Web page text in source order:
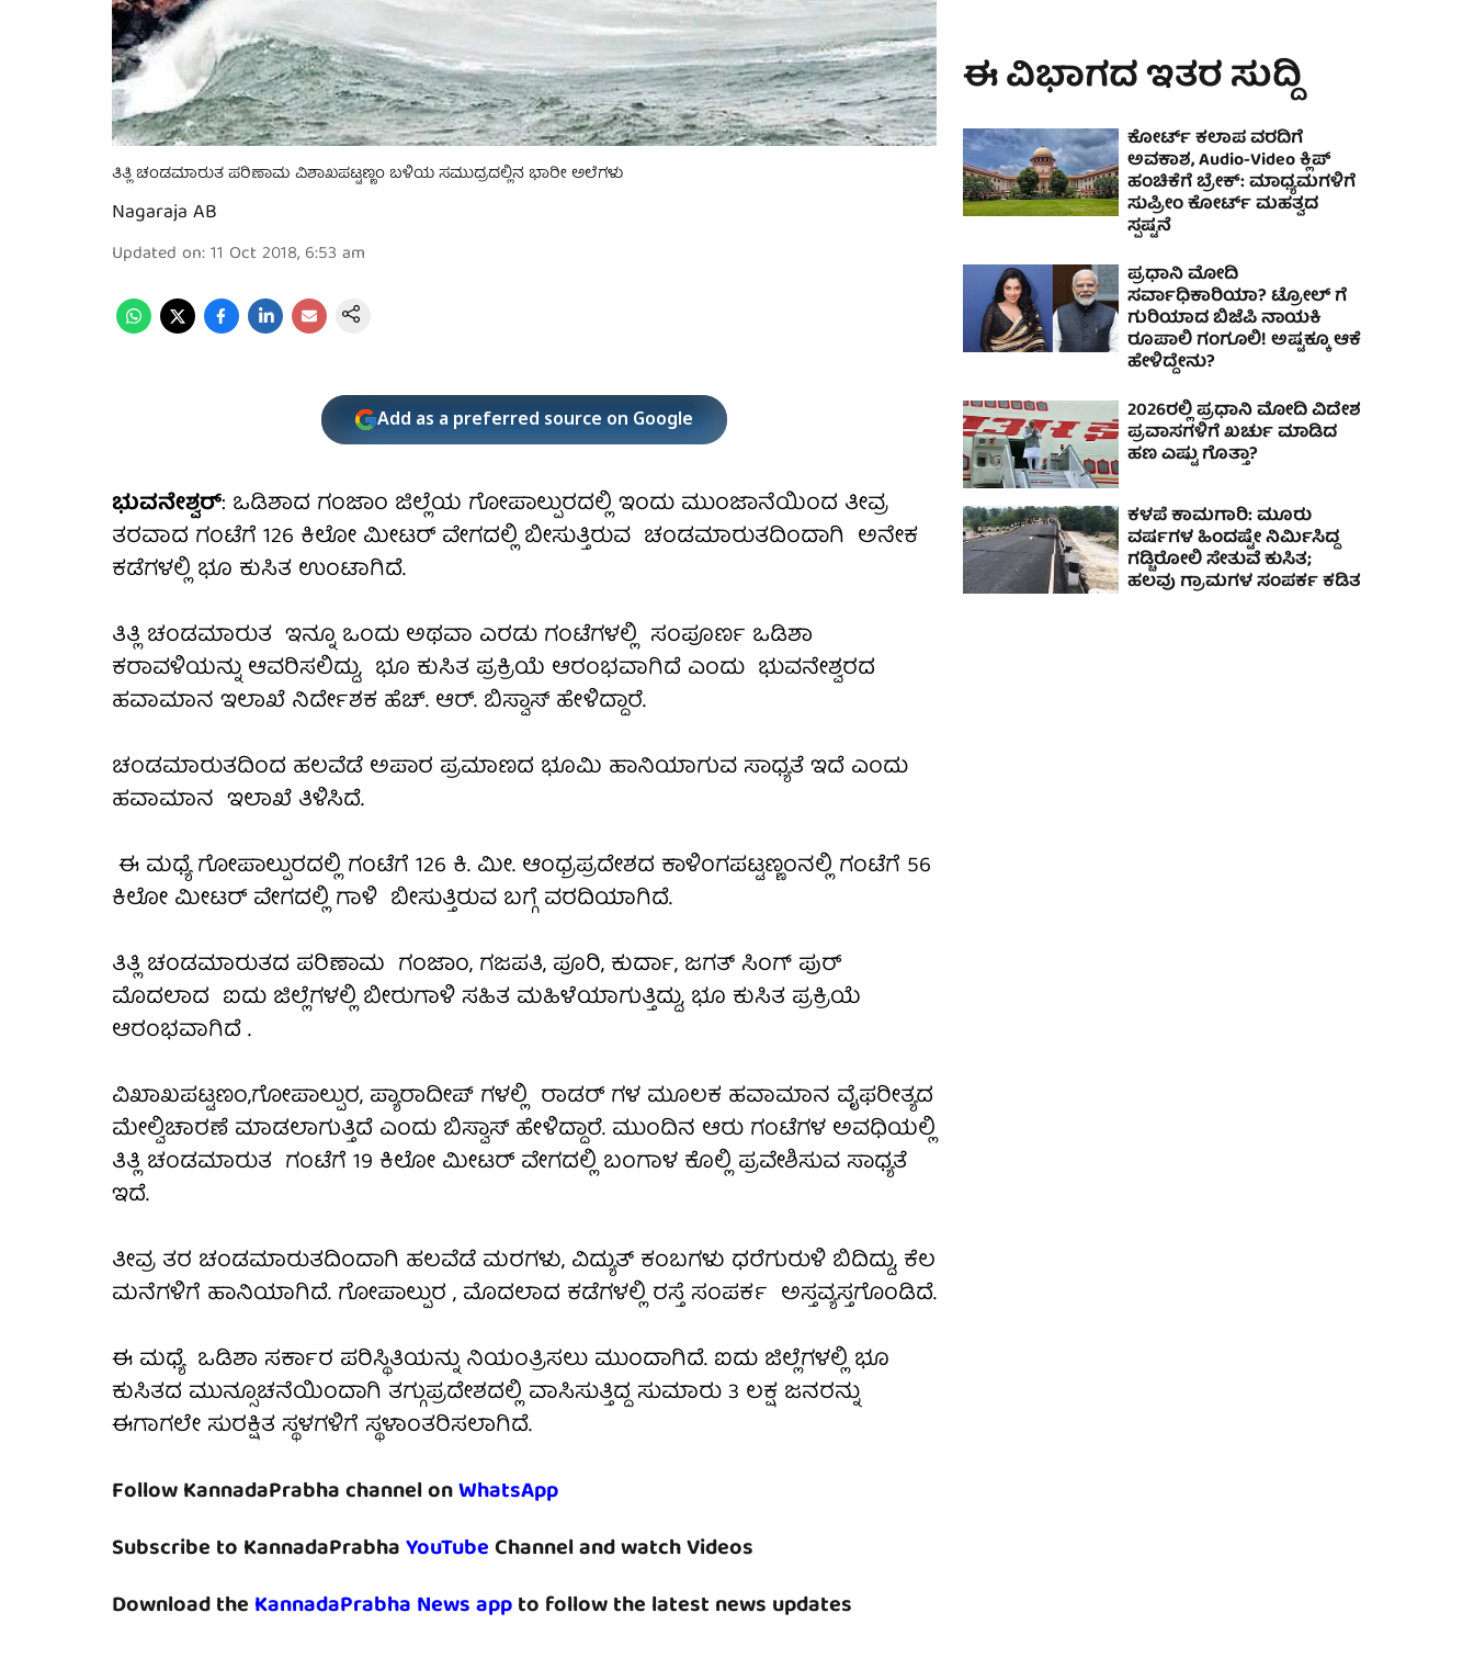
ತಿತ್ಲಿ ಚಂಡಮಾರುತ ಪರಿಣಾಮ ವಿಶಾಖಪಟ್ಟಣ್ಣಂ ಬಳಿಯ ಸಮುದ್ರದಲ್ಲಿನ ಭಾರೀ ಅಲೆಗಳು
Nagaraja AB
Updated on:11 Oct 2018, 6:53 am
Add as a preferred source on Google
ಭುವನೇಶ್ವರ್: ಒಡಿಶಾದ ಗಂಜಾಂ ಜಿಲ್ಲೆಯ ಗೋಪಾಲ್ಪುರದಲ್ಲಿ ಇಂದು ಮುಂಜಾನೆಯಿಂದ ತೀವ್ರ
ತರವಾದ ಗಂಟೆಗೆ 126 ಕಿಲೋ ಮೀಟರ್ ವೇಗದಲ್ಲಿ ಬೀಸುತ್ತಿರುವ ಚಂಡಮಾರುತದಿಂದಾಗಿ ಅನೇಕ
ಕಡೆಗಳಲ್ಲಿ ಭೂ ಕುಸಿತ ಉಂಟಾಗಿದೆ.
ತಿತ್ಲಿ ಚಂಡಮಾರುತ ಇನ್ನೂ ಒಂದು ಅಥವಾ ಎರಡು ಗಂಟೆಗಳಲ್ಲಿ ಸಂಪೂರ್ಣ ಒಡಿಶಾ
ಕರಾವಳಿಯನ್ನು ಆವರಿಸಲಿದ್ದು, ಭೂ ಕುಸಿತ ಪ್ರಕ್ರಿಯೆ ಆರಂಭವಾಗಿದೆ ಎಂದು ಭುವನೇಶ್ವರದ
ಹವಾಮಾನ ಇಲಾಖೆ ನಿರ್ದೇಶಕ ಹೆಚ್. ಆರ್. ಬಿಸ್ವಾಸ್ ಹೇಳಿದ್ದಾರೆ.
ಚಂಡಮಾರುತದಿಂದ ಹಲವೆಡೆ ಅಪಾರ ಪ್ರಮಾಣದ ಭೂಮಿ ಹಾನಿಯಾಗುವ ಸಾಧ್ಯತೆ ಇದೆ ಎಂದು
ಹವಾಮಾನ ಇಲಾಖೆ ತಿಳಿಸಿದೆ.
ಈ ಮಧ್ಯೆ ಗೋಪಾಲ್ಪುರದಲ್ಲಿ ಗಂಟೆಗೆ 126 ಕಿ. ಮೀ. ಆಂಧ್ರಪ್ರದೇಶದ ಕಾಳಿಂಗಪಟ್ಟಣ್ಣಂನಲ್ಲಿ ಗಂಟೆಗೆ 56
ಕಿಲೋ ಮೀಟರ್ ವೇಗದಲ್ಲಿ ಗಾಳಿ ಬೀಸುತ್ತಿರುವ ಬಗ್ಗೆ ವರದಿಯಾಗಿದೆ.
ತಿತ್ಲಿ ಚಂಡಮಾರುತದ ಪರಿಣಾಮ ಗಂಜಾಂ, ಗಜಪತಿ, ಪೂರಿ, ಕುರ್ದಾ, ಜಗತ್ ಸಿಂಗ್ ಪುರ್
ಮೊದಲಾದ ಐದು ಜಿಲ್ಲೆಗಳಲ್ಲಿ ಬೀರುಗಾಳಿ ಸಹಿತ ಮಹಿಳೆಯಾಗುತ್ತಿದ್ದು, ಭೂ ಕುಸಿತ ಪ್ರಕ್ರಿಯೆ
ಆರಂಭವಾಗಿದೆ .
ವಿಖಾಖಪಟ್ಟಣಂ,ಗೋಪಾಲ್ಪುರ, ಪ್ಯಾರಾದೀಪ್ ಗಳಲ್ಲಿ ರಾಡರ್ ಗಳ ಮೂಲಕ ಹವಾಮಾನ ವೈಫರೀತ್ಯದ
ಮೇಲ್ವಿಚಾರಣೆ ಮಾಡಲಾಗುತ್ತಿದೆ ಎಂದು ಬಿಸ್ವಾಸ್ ಹೇಳಿದ್ದಾರೆ. ಮುಂದಿನ ಆರು ಗಂಟೆಗಳ ಅವಧಿಯಲ್ಲಿ
ತಿತ್ಲಿ ಚಂಡಮಾರುತ ಗಂಟೆಗೆ 19 ಕಿಲೋ ಮೀಟರ್ ವೇಗದಲ್ಲಿ ಬಂಗಾಳ ಕೊಲ್ಲಿ ಪ್ರವೇಶಿಸುವ ಸಾಧ್ಯತೆ
ಇದೆ.
ತೀವ್ರ ತರ ಚಂಡಮಾರುತದಿಂದಾಗಿ ಹಲವೆಡೆ ಮರಗಳು, ವಿದ್ಯುತ್ ಕಂಬಗಳು ಧರೆಗುರುಳಿ ಬಿದಿದ್ದು, ಕೆಲ
ಮನೆಗಳಿಗೆ ಹಾನಿಯಾಗಿದೆ. ಗೋಪಾಲ್ಪುರ , ಮೊದಲಾದ ಕಡೆಗಳಲ್ಲಿ ರಸ್ತೆ ಸಂಪರ್ಕ ಅಸ್ತವ್ಯಸ್ತಗೊಂಡಿದೆ.
ಈ ಮಧ್ಯೆ ಒಡಿಶಾ ಸರ್ಕಾರ ಪರಿಸ್ಥಿತಿಯನ್ನು ನಿಯಂತ್ರಿಸಲು ಮುಂದಾಗಿದೆ. ಐದು ಜಿಲ್ಲೆಗಳಲ್ಲಿ ಭೂ
ಕುಸಿತದ ಮುನ್ಸೂಚನೆಯಿಂದಾಗಿ ತಗ್ಗುಪ್ರದೇಶದಲ್ಲಿ ವಾಸಿಸುತ್ತಿದ್ದ ಸುಮಾರು 3 ಲಕ್ಷ ಜನರನ್ನು
ಈಗಾಗಲೇ ಸುರಕ್ಷಿತ ಸ್ಥಳಗಳಿಗೆ ಸ್ಥಳಾಂತರಿಸಲಾಗಿದೆ.
Follow KannadaPrabha channel onWhatsApp
Subscribe to KannadaPrabhaYouTubeChannel and watch Videos
Download the KannadaPrabha News appto follow the latest news updates
ಈ ವಿಭಾಗದ ಇತರ ಸುದ್ದಿ
ಕೋರ್ಟ್ ಕಲಾಪ ವರದಿಗೆ
ಅವಕಾಶ, Audio-Video ಕ್ಲಿಪ್
ಹಂಚಿಕೆಗೆ ಬ್ರೇಕ್: ಮಾಧ್ಯಮಗಳಿಗೆ
ಸುಪ್ರೀಂ ಕೋರ್ಟ್ ಮಹತ್ವದ
ಸ್ಪಷ್ಟನೆ
ಪ್ರಧಾನಿ ಮೋದಿ
ಸರ್ವಾಧಿಕಾರಿಯಾ? ಟ್ರೋಲ್ ಗೆ
ಗುರಿಯಾದ ಬಿಜೆಪಿ ನಾಯಕಿ
ರೂಪಾಲಿ ಗಂಗೂಲಿ! ಅಷ್ಟಕ್ಕೂ ಆಕೆ
ಹೇಳಿದ್ದೇನು?
2026ರಲ್ಲಿ ಪ್ರಧಾನಿ ಮೋದಿ ವಿದೇಶ
ಪ್ರವಾಸಗಳಿಗೆ ಖರ್ಚು ಮಾಡಿದ
ಹಣ ಎಷ್ಟು ಗೊತ್ತಾ?
ಕಳಪೆ ಕಾಮಗಾರಿ: ಮೂರು
ವರ್ಷಗಳ ಹಿಂದಷ್ಟೇ ನಿರ್ಮಿಸಿದ್ದ
ಗಡ್ಚಿರೋಲಿ ಸೇತುವೆ ಕುಸಿತ;
ಹಲವು ಗ್ರಾಮಗಳ ಸಂಪರ್ಕ ಕಡಿತ